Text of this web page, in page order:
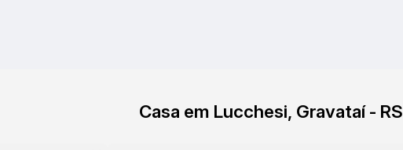
Casa em Lucchesi, Gravataí - RS